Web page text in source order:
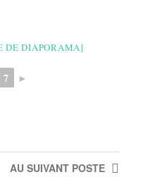
DE DIAPORAMA]
7 ►
AU SUIVANT POSTE